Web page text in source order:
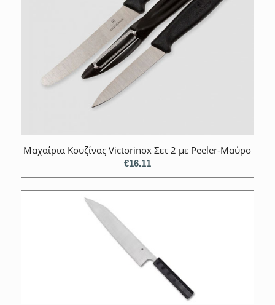
Mαχαίρια Κουζίνας Victorinox Σετ 2 με Peeler-Μαύρο
€16.11